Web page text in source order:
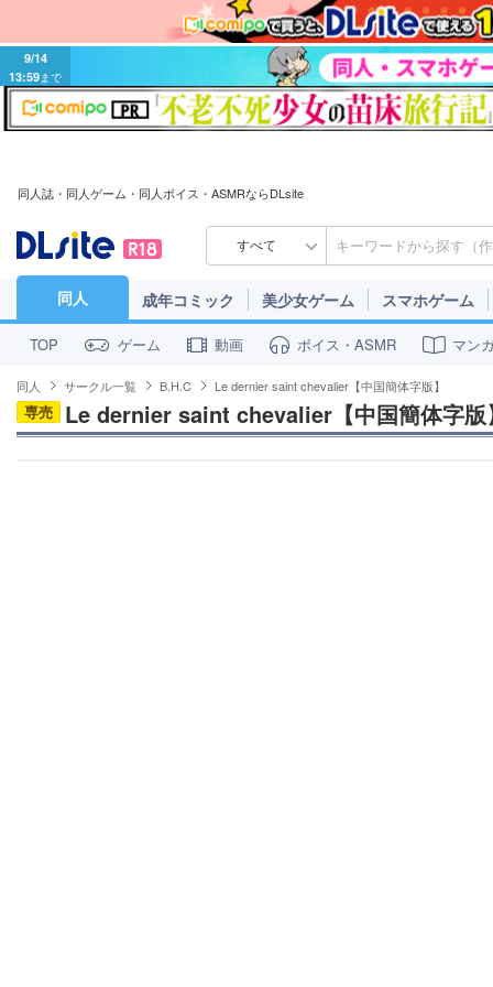
9/14
13:59まで
同人誌・同人ゲーム・同人ボイス・ASMRならDLsite
すべて
同人 成年コミック 美少女ゲーム スマホゲーム
TOP ゲーム 動画 ボイス・ASMR マン
同人 サークル一覧 B.H.C Le dernier saint chevalier【中国簡体字版】
専売 Le dernier saint chevalier【中国簡体字版